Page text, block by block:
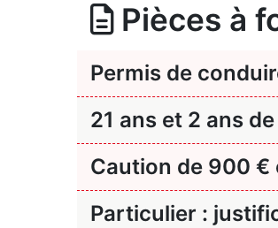
Pièces à
Permis de
21 ans et 2 ans
Caution de 900 €
Particulier :